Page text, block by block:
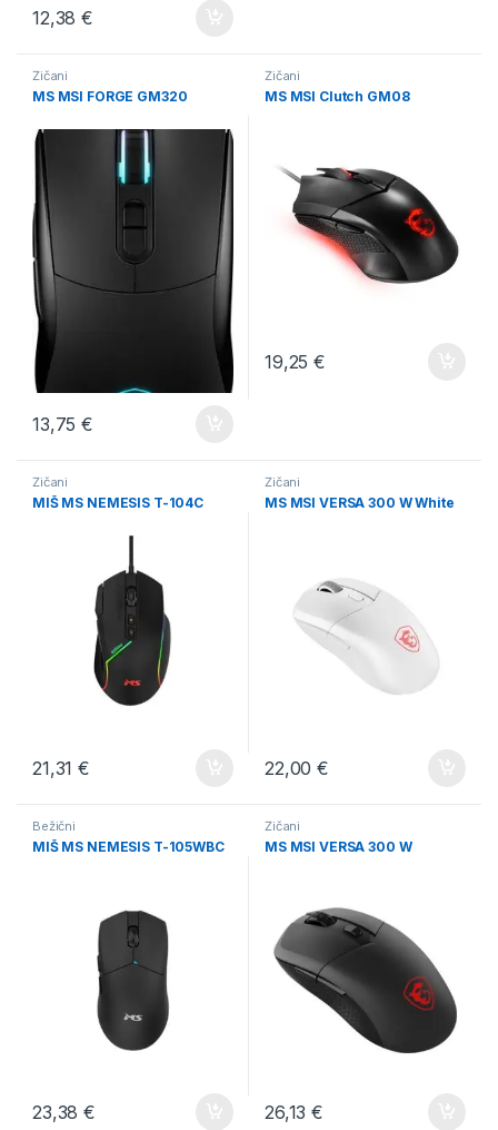
12,38€
Žičani
MS MSI FORGE GM320
13,75€
Žičani
MS MSI Clutch GM08
19,25€
Žičani
MIŠ MS NEMESIS T-104C
21,31€
Žičani
MS MSI VERSA 300 W White
22,00€
Bežični
MIŠ MS NEMESIS T-105WBC
23,38€
Žičani
MS MSI VERSA 300 W
26,13€